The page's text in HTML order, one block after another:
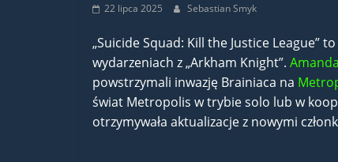
22 lipca 2025 Sebastian Smyk
„Suicide Squad: Kill the Justice League”
wydarzeniach z „Arkham Knight”.
powstrzymali inwazję Brainiaca na
świat Metropolis w trybie solo lub w
otrzymywała aktualizacje z nowymi